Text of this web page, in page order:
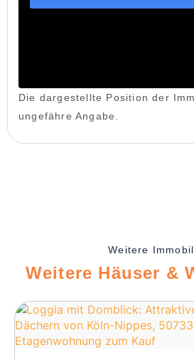
Die dargestellte Position der
ungefähre Angabe.
Weitere
Weitere Häuser &